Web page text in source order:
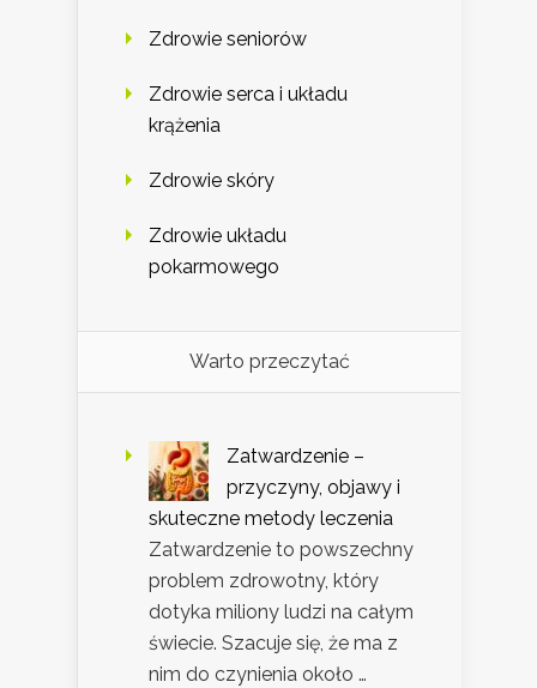
Zdrowie seniorów
Zdrowie serca i układu
krążenia
Zdrowie skóry
Zdrowie układu
pokarmowego
Warto przeczytać
Zatwardzenie –
przyczyny, objawy i
skuteczne metody leczenia
Zatwardzenie to powszechny
problem zdrowotny, który
dotyka miliony ludzi na całym
świecie. Szacuje się, że ma z
nim do czynienia około …